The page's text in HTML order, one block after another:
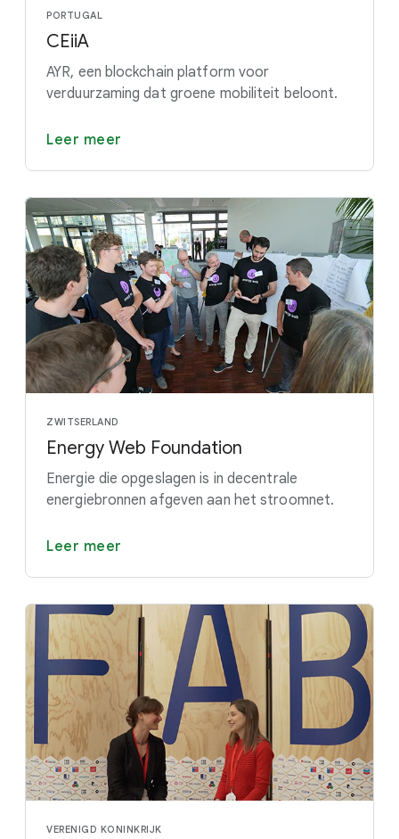
PORTUGAL
CEiiA
AYR, een blockchain platform voor
verduurzaming dat groene mobiliteit beloont.
Leer meer
ZWITSERLAND
Energy Web Foundation
Energie die opgeslagen is in decentrale
energiebronnen afgeven aan het stroomnet.
Leer meer
VERENIGD KONINKRIJK